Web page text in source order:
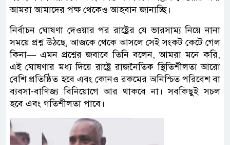
আমরা আমাদের পক্ষ থেকেও আহবান জানাচ্ছি।
নির্বাচন ঘোষণা দেওয়ার পর রাষ্ট্রের যে ভারসাম্য নিয়ে নানা
সময়ে প্রশ্ন উঠছে, আজকে থেকে আসলে সেই সংকট কেটে গেল
কিনা— এমন প্রশ্নের জবাবে তিনি বলেন, আমরা মনে করি,
এই ঘোষণার মধ্য দিয়ে রাষ্ট্রে রাজনৈতিক স্থিতিশীলতা আরো
বেশি প্রতিষ্ঠিত হবে এবং কোনও রকমের অনিশ্চিত পরিবেশ বা
ব্যবসা-বাণিজ্য বিনিয়োগে আর থাকবে না। সবকিছুই সচল
হবে এবং গতিশীলতা পাবে।